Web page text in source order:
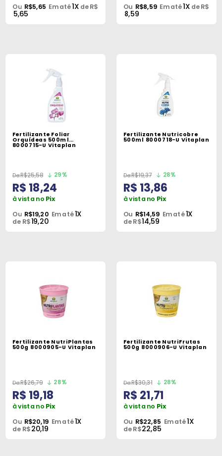
Ou R$5,65 Em até1X de R$
5,65
Ou R$8,59 Em até1X de R$
8,59
Fertilizante Foliar
Orquídeas 500ml
8000715-U Vitaplan
R$25,58 29%
R$ 18,24
à vista no Pix
Ou R$19,20 Em até1X
de R$19,20
Fertilizante Nutricobre
500ml 8000718-U Vitaplan
R$19,37 28%
R$ 13,86
à vista no Pix
Ou R$14,59 Em até1X
de R$14,59
Fertilizante NutriPlantas
500g 8000905-U Vitaplan
R$26,79 28%
R$ 19,18
à vista no Pix
Ou R$20,19 Em até1X
de R$20,19
Fertilizante NutriFrutas
500g 8000906-U Vitaplan
R$30,31 28%
R$ 21,71
à vista no Pix
Ou R$22,85 Em até1X
de R$22,85